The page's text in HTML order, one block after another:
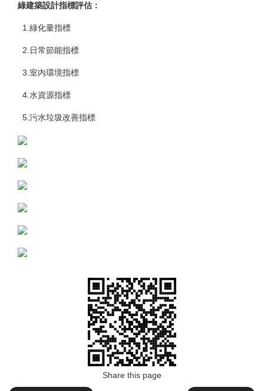
綠建築設計指標評估：
1.綠化量指標
2.日常節能指標
3.室內環境指標
4.水資源指標
5.污水垃圾改善指標
Share this page